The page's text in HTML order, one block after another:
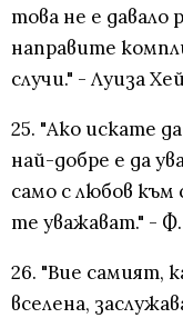
това не е
направите
случи." - Луиза
25. "Ако искате
най-добре е да
само с любов към
те уважават." -
26. "Вие самият,
вселена,